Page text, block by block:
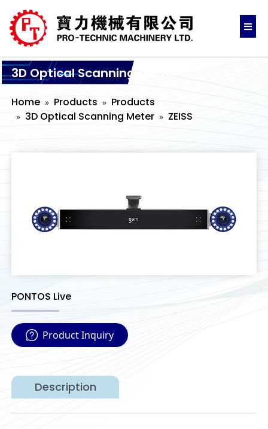
3D Optical Scanning Meter
Home Products
Products
3D Optical Scanning Meter
ZEISS
PONTOS Live
Product Inquiry
Description